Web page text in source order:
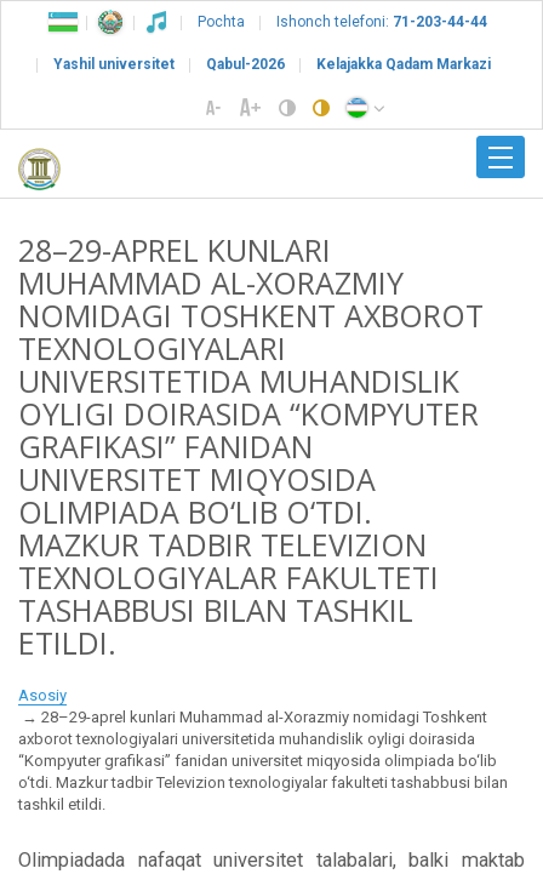
Pochta Ishonch telefoni: 71-203-44-44
Yashil universitet Qabul-2026 Kelajakka Qadam Markazi
28–29-APREL KUNLARI
MUHAMMAD AL-XORAZMIY
NOMIDAGI TOSHKENT AXBOROT
TEXNOLOGIYALARI
UNIVERSITETIDA MUHANDISLIK
OYLIGI DOIRASIDA “KOMPYUTER
GRAFIKASI” FANIDAN
UNIVERSITET MIQYOSIDA
OLIMPIADA BO‘LIB O‘TDI.
MAZKUR TADBIR TELEVIZION
TEXNOLOGIYALAR FAKULTETI
TASHABBUSI BILAN TASHKIL
ETILDI.
Asosiy
28–29-aprel kunlari Muhammad al-Xorazmiy nomidagi Toshkent
axborot texnologiyalari universitetida muhandislik oyligi doirasida
“Kompyuter grafikasi” fanidan universitet miqyosida olimpiada bo‘lib
o‘tdi. Mazkur tadbir Televizion texnologiyalar fakulteti tashabbusi bilan
tashkil etildi.
Olimpiadada nafaqat universitet talabalari, balki maktab